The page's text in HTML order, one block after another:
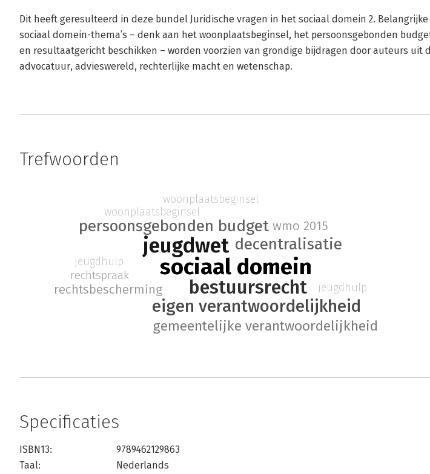
Dit heeft geresulteerd in deze bundel Juridische vragen in het sociaal domein 2. Belangrijke
sociaal domein-thema’s – denk aan het woonplaatsbeginsel, het persoonsgebonden
en resultaatgericht beschikken – worden voorzien van grondige bijdragen door auteurs uit
advocatuur, advieswereld, rechterlijke macht en wetenschap.
Trefwoorden
sociaal domein
jeugdwet
bestuursrecht
eigen verantwoordelijkheid
persoonsgebonden budget
decentralisatie
gemeentelijke verantwoordelijkheid
rechtsbescherming
wmo 2015
rechtspraak
jeugdhulp
woonplaatsbeginsel
jeugdhulp
woonplaatsbeginsel
Specificaties
ISBN13:
9789462129863
Taal:
Nederlands